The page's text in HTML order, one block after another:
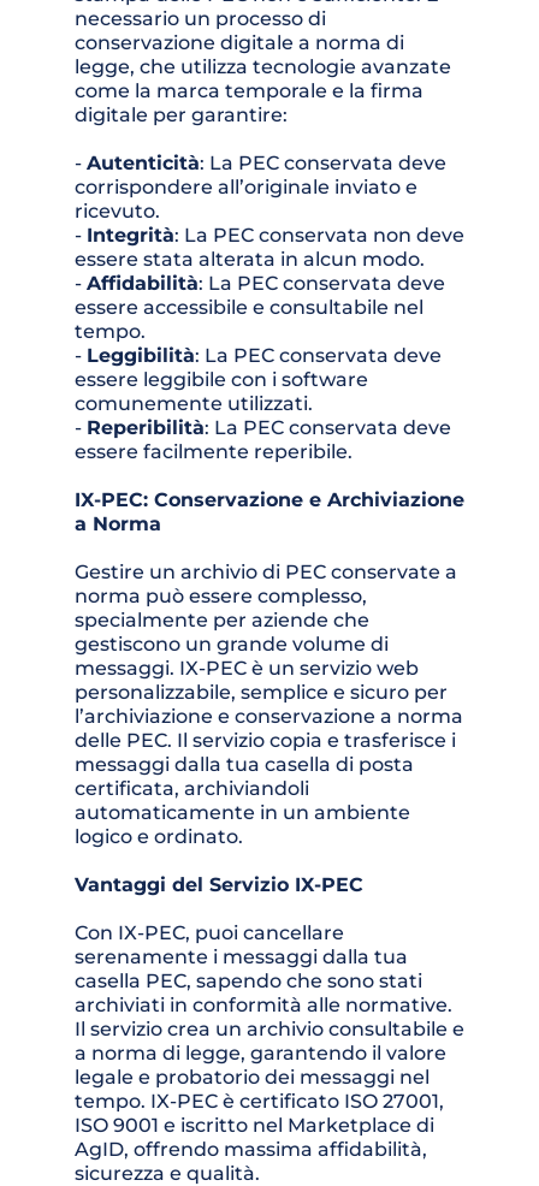
necessario un processo di
conservazione digitale a norma di
legge, che utilizza tecnologie avanzate
come la marca temporale e la firma
digitale per garantire:
- Autenticità: La PEC conservata deve
corrispondere all’originale inviato e
ricevuto.
- Integrità: La PEC conservata non deve
essere stata alterata in alcun modo.
- Affidabilità: La PEC conservata deve
essere accessibile e consultabile nel
tempo.
- Leggibilità: La PEC conservata deve
essere leggibile con i software
comunemente utilizzati.
- Reperibilità: La PEC conservata deve
essere facilmente reperibile.
IX-PEC: Conservazione e Archiviazione
a Norma
Gestire un archivio di PEC conservate a
norma può essere complesso,
specialmente per aziende che
gestiscono un grande volume di
messaggi. IX-PEC è un servizio web
personalizzabile, semplice e sicuro per
l’archiviazione e conservazione a norma
delle PEC. Il servizio copia e trasferisce i
messaggi dalla tua casella di posta
certificata, archiviandoli
automaticamente in un ambiente
logico e ordinato.
Vantaggi del Servizio IX-PEC
Con IX-PEC, puoi cancellare
serenamente i messaggi dalla tua
casella PEC, sapendo che sono stati
archiviati in conformità alle normative.
Il servizio crea un archivio consultabile e
a norma di legge, garantendo il valore
legale e probatorio dei messaggi nel
tempo. IX-PEC è certificato ISO 27001,
ISO 9001 e iscritto nel Marketplace di
AgID, offrendo massima affidabilità,
sicurezza e qualità.